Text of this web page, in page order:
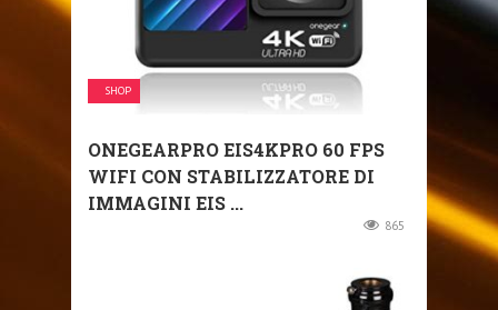
SHOP
ONEGEARPRO EIS4KPRO 60 FPS
WIFI CON STABILIZZATORE DI
IMMAGINI EIS ...
865